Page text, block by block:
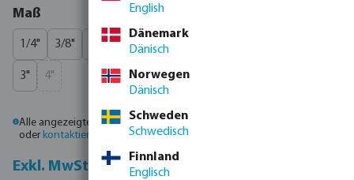
Maß
1/4" 3/8" 1/2" 3/4" 1"
3" 4"
(Diese Option ist zurzeit nicht verfügbar.)
Alle angezeigten Preise sind Bruttopreise. Bitte
oderkontaktieren Sie den Vertrieb, um individuelle Preise zu erhalten.
Exkl. MwSt.
Inkl. MwSt.
English
Dänemark
Dänisch
Norwegen
Dänisch
Schweden
Schwedisch
Finnland
Englisch